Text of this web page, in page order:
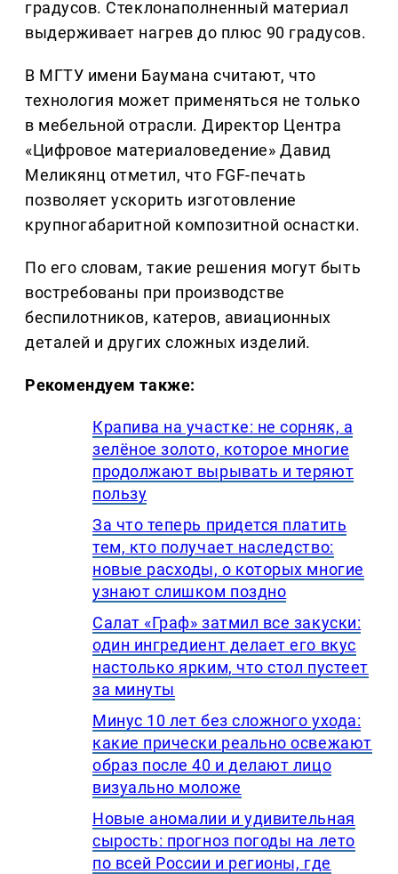
градусов. Стеклонаполненный материал
выдерживает нагрев до плюс 90 градусов.
В МГТУ имени Баумана считают, что
технология может применяться не только
в мебельной отрасли. Директор Центра
«Цифровое материаловедение» Давид
Меликянц отметил, что FGF-печать
позволяет ускорить изготовление
крупногабаритной композитной оснастки.
По его словам, такие решения могут быть
востребованы при производстве
беспилотников, катеров, авиационных
деталей и других сложных изделий.
Рекомендуем также:
Крапива на участке: не сорняк, а
зелёное золото, которое многие
продолжают вырывать и теряют
пользу
За что теперь придется платить
тем, кто получает наследство:
новые расходы, о которых многие
узнают слишком поздно
Салат «Граф» затмил все закуски:
один ингредиент делает его вкус
настолько ярким, что стол пустеет
за минуты
Минус 10 лет без сложного ухода:
какие прически реально освежают
образ после 40 и делают лицо
визуально моложе
Новые аномалии и удивительная
сырость: прогноз погоды на лето
по всей России и регионы, где